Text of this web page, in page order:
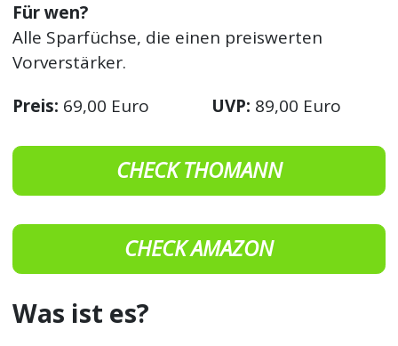
Für wen?
Alle Sparfüchse, die einen preiswerten
Vorverstärker.
Preis: 69,00 Euro UVP: 89,00 Euro
CHECK THOMANN
CHECK AMAZON
Was ist es?